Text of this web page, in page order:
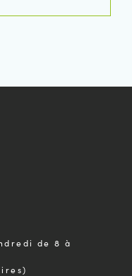
de 8 à